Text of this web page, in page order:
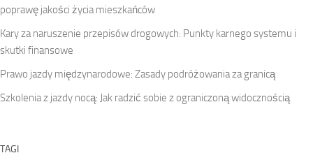
poprawę jakości życia mieszkańców
Kary za naruszenie przepisów drogowych: Punkty karnego systemu i
skutki finansowe
Prawo jazdy międzynarodowe: Zasady podróżowania za granicą
Szkolenia z jazdy nocą: Jak radzić sobie z ograniczoną widocznością
TAGI